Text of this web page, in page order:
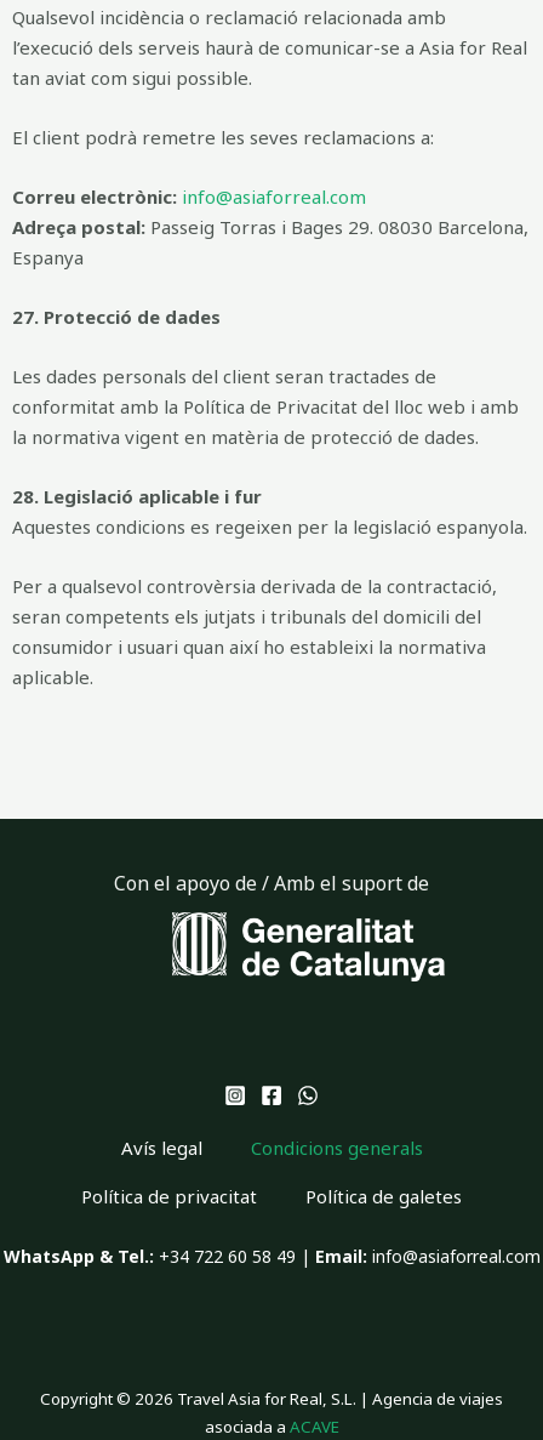
Qualsevol incidència o reclamació relacionada amb
l’execució dels serveis haurà de comunicar-se a Asia for Real
tan aviat com sigui possible.
El client podrà remetre les seves reclamacions a:
Correu electrònic: info@asiaforreal.com
Adreça postal: Passeig Torras i Bages 29. 08030 Barcelona,
Espanya
27. Protecció de dades
Les dades personals del client seran tractades de
conformitat amb la Política de Privacitat del lloc web i amb
la normativa vigent en matèria de protecció de dades.
28. Legislació aplicable i fur
Aquestes condicions es regeixen per la legislació espanyola.
Per a qualsevol controvèrsia derivada de la contractació,
seran competents els jutjats i tribunals del domicili del
consumidor i usuari quan així ho estableixi la normativa
aplicable.
Con el apoyo de / Amb el suport de
Avís legal
Condicions generals
Política de privacitat
Política de galetes
WhatsApp & Tel.: +34 722 60 58 49 | Email: info@asiaforreal.com
Copyright © 2026 Travel Asia for Real, S.L. | Agencia de viajes
asociada a ACAVE